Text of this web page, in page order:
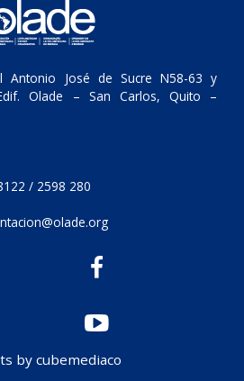
Antonio José de Sucre N58-63 y
Olade – San Carlos, Quito –
/ 2598 280
by cubemediaco